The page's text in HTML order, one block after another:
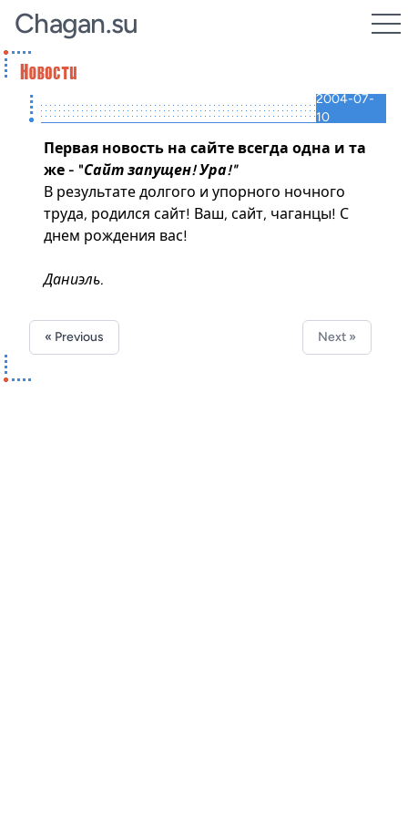
Chagan.su
2004-07-
10
Первая новость на сайте всегда одна и та
же - "Сайт запущен! Ура!"
В результате долгого и упорного ночного
труда, родился сайт! Ваш, сайт, чаганцы! С
днем рождения вас!
Даниэль.
« Previous Next »